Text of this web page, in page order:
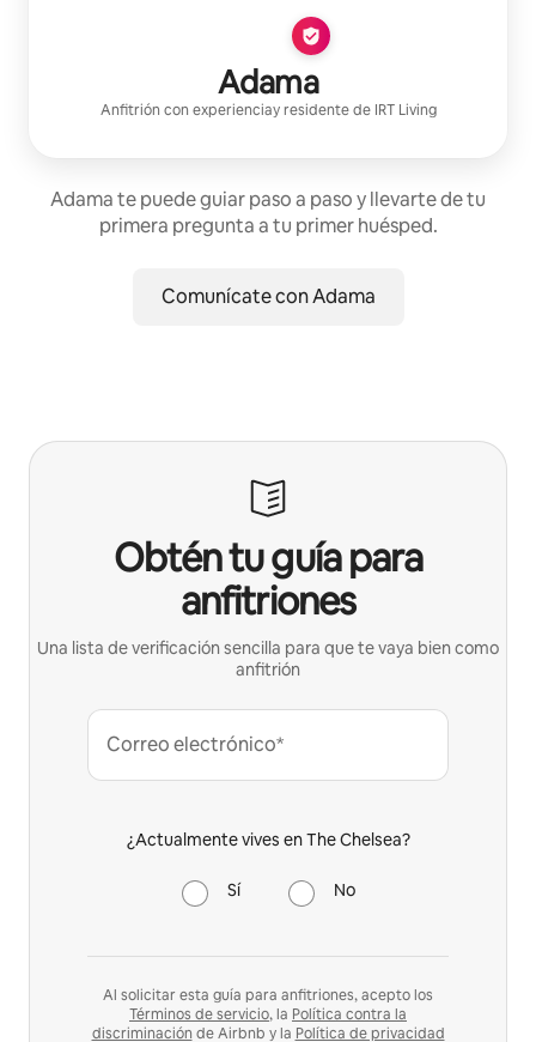
Adama
Anfitrión con experienciay residente de IRT Living
Adama te puede guiar paso a paso y llevarte de tu
primera pregunta a tu primer huésped.
Comunícate con Adama
Obtén tu guía para
anfitriones
Una lista de verificación sencilla para que te vaya bien como
anfitrión
Correo electrónico*
¿Actualmente vives en The Chelsea?
Sí No
Al solicitar esta guía para anfitriones, acepto los
Términos de servicio, la Política contra la
discriminación de Airbnb y la Política de privacidad